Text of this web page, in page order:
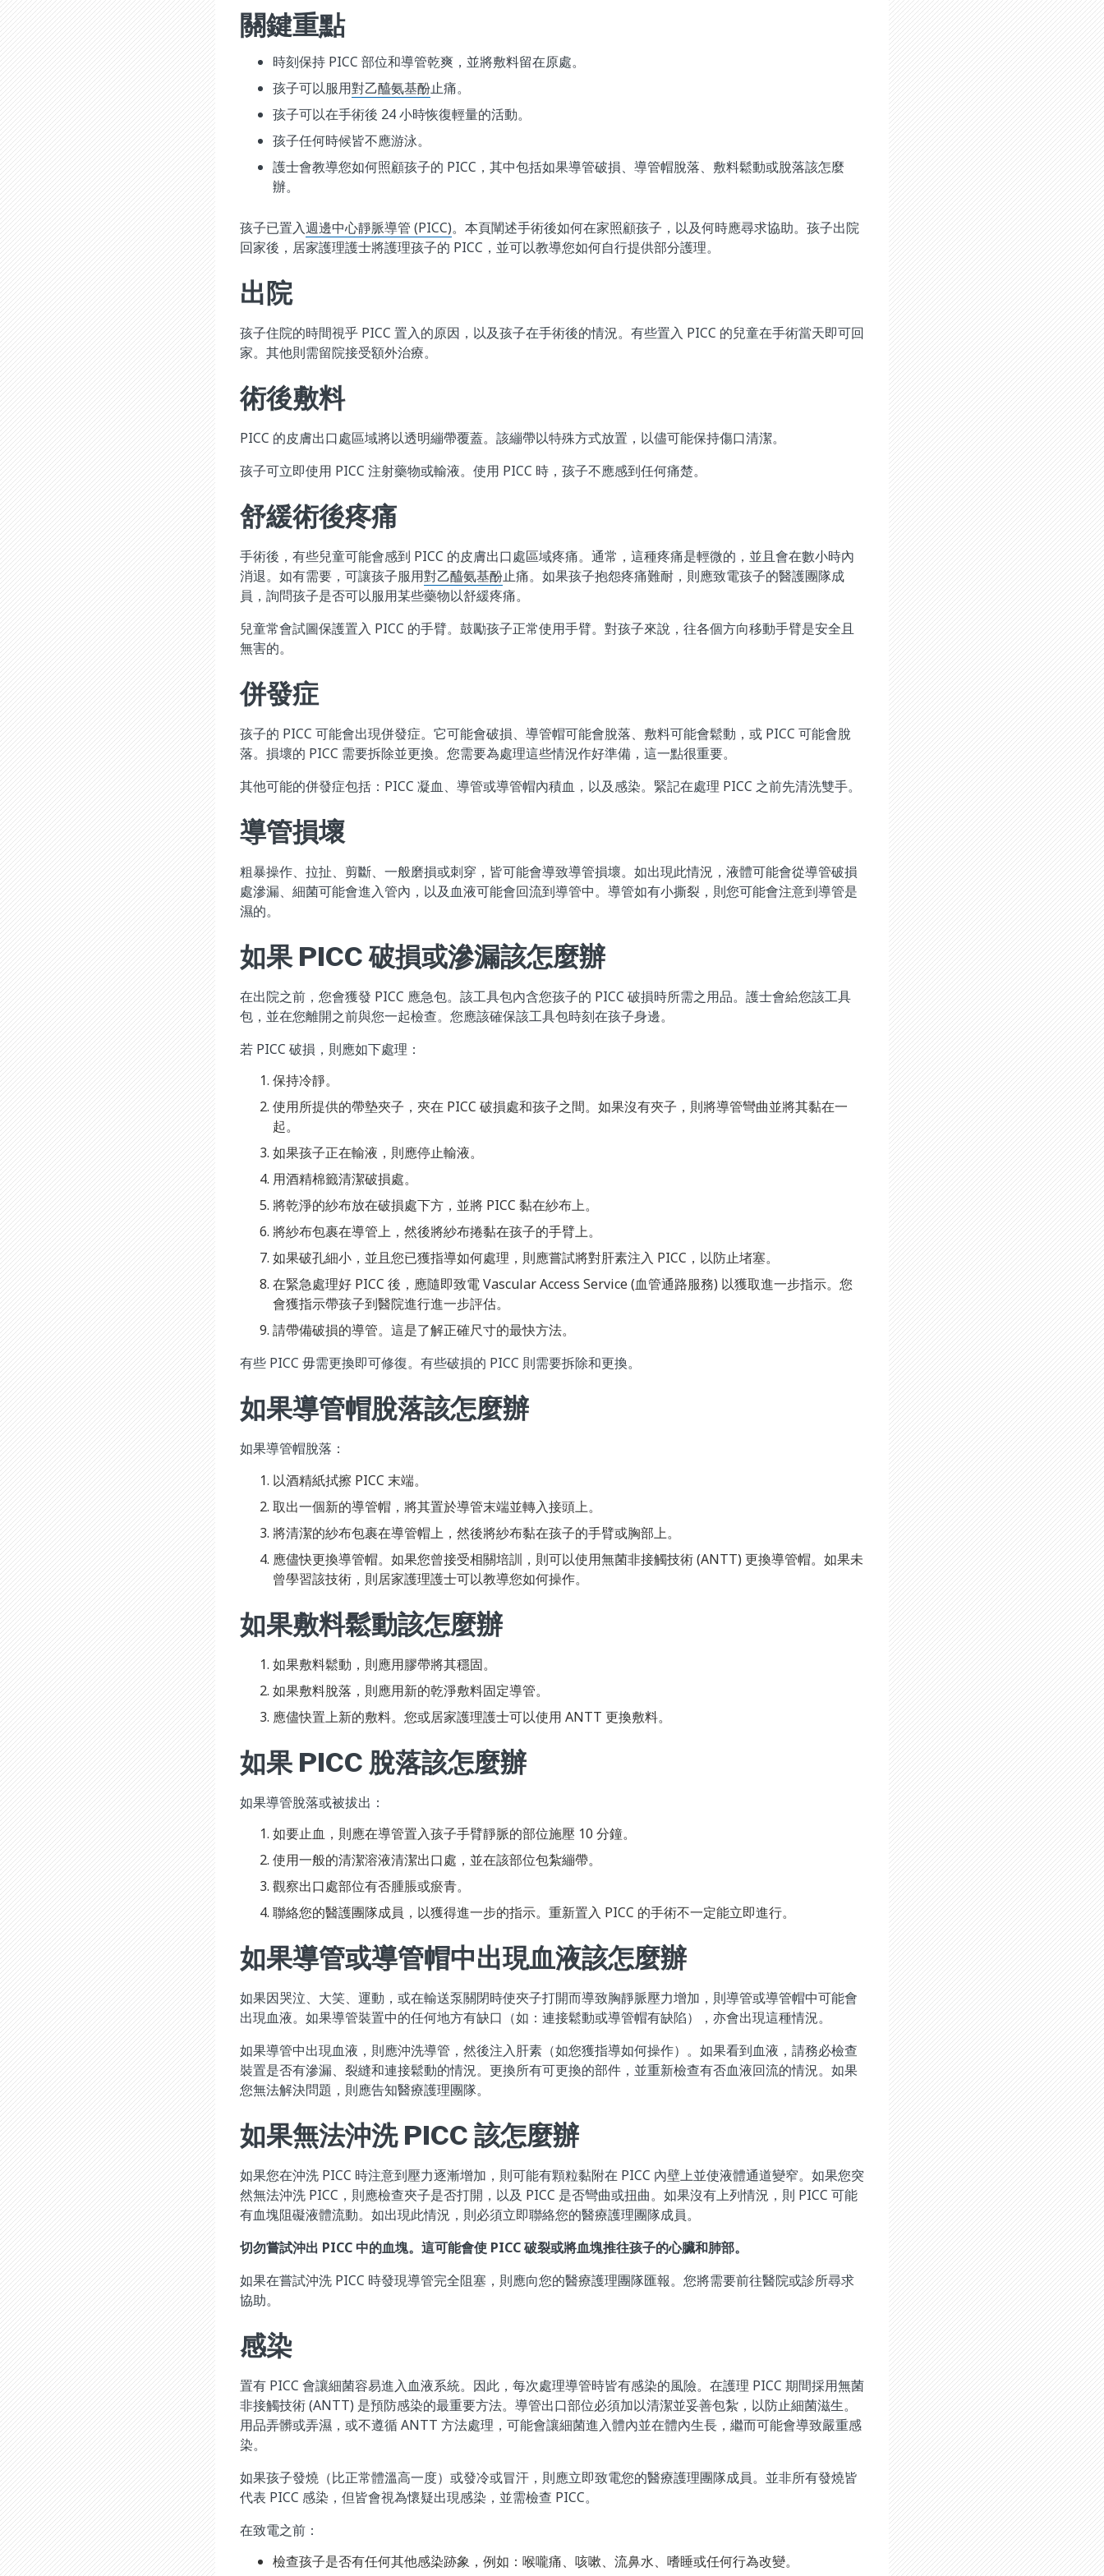
關鍵重點
時刻保持 PICC 部位和導管乾爽，並將敷料留在原處。
孩子可以服用對乙醯氨基酚止痛。
孩子可以在手術後 24 小時恢復輕量的活動。
孩子任何時候皆不應游泳。
護士會教導您如何照顧孩子的 PICC，其中包括如果導管破損、導管帽脫落、敷料鬆動或脫落該怎麼
辦。
孩子已置入週邊中心靜脈導管 (PICC)。本頁闡述手術後如何在家照顧孩子，以及何時應尋求協助。孩子出院
回家後，居家護理護士將護理孩子的 PICC，並可以教導您如何自行提供部分護理。
出院
孩子住院的時間視乎 PICC 置入的原因，以及孩子在手術後的情況。有些置入 PICC 的兒童在手術當天即可回
家。其他則需留院接受額外治療。
術後敷料
PICC 的皮膚出口處區域將以透明繃帶覆蓋。該繃帶以特殊方式放置，以儘可能保持傷口清潔。
孩子可立即使用 PICC 注射藥物或輸液。使用 PICC 時，孩子不應感到任何痛楚。
舒緩術後疼痛
手術後，有些兒童可能會感到 PICC 的皮膚出口處區域疼痛。通常，這種疼痛是輕微的，並且會在數小時內
消退。如有需要，可讓孩子服用對乙醯氨基酚止痛。如果孩子抱怨疼痛難耐，則應致電孩子的醫護團隊成
員，詢問孩子是否可以服用某些藥物以舒緩疼痛。
兒童常會試圖保護置入 PICC 的手臂。鼓勵孩子正常使用手臂。對孩子來說，往各個方向移動手臂是安全且
無害的。
併發症
孩子的 PICC 可能會出現併發症。它可能會破損、導管帽可能會脫落、敷料可能會鬆動，或 PICC 可能會脫
落。損壞的 PICC 需要拆除並更換。您需要為處理這些情況作好準備，這一點很重要。
其他可能的併發症包括：PICC 凝血、導管或導管帽內積血，以及感染。緊記在處理 PICC 之前先清洗雙手。
導管損壞
粗暴操作、拉扯、剪斷、一般磨損或刺穿，皆可能會導致導管損壞。如出現此情況，液體可能會從導管破損
處滲漏、細菌可能會進入管內，以及血液可能會回流到導管中。導管如有小撕裂，則您可能會注意到導管是
濕的。
如果 PICC 破損或滲漏該怎麼辦
在出院之前，您會獲發 PICC 應急包。該工具包內含您孩子的 PICC 破損時所需之用品。護士會給您該工具
包，並在您離開之前與您一起檢查。您應該確保該工具包時刻在孩子身邊。
若 PICC 破損，則應如下處理：
保持冷靜。
使用所提供的帶墊夾子，夾在 PICC 破損處和孩子之間。如果沒有夾子，則將導管彎曲並將其黏在一
起。
如果孩子正在輸液，則應停止輸液。
用酒精棉籤清潔破損處。
將乾淨的紗布放在破損處下方，並將 PICC 黏在紗布上。
將紗布包裹在導管上，然後將紗布捲黏在孩子的手臂上。
如果破孔細小，並且您已獲指導如何處理，則應嘗試將對肝素注入 PICC，以防止堵塞。
在緊急處理好 PICC 後，應隨即致電 Vascular Access Service (血管通路服務) 以獲取進一步指示。您
會獲指示帶孩子到醫院進行進一步評估。
請帶備破損的導管。這是了解正確尺寸的最快方法。
有些 PICC 毋需更換即可修復。有些破損的 PICC 則需要拆除和更換。
如果導管帽脫落該怎麼辦
如果導管帽脫落：
以酒精紙拭擦 PICC 末端。
取出一個新的導管帽，將其置於導管末端並轉入接頭上。
將清潔的紗布包裹在導管帽上，然後將紗布黏在孩子的手臂或胸部上。
應儘快更換導管帽。如果您曾接受相關培訓，則可以使用無菌非接觸技術 (ANTT) 更換導管帽。如果未
曾學習該技術，則居家護理護士可以教導您如何操作。
如果敷料鬆動該怎麼辦
如果敷料鬆動，則應用膠帶將其穩固。
如果敷料脫落，則應用新的乾淨敷料固定導管。
應儘快置上新的敷料。您或居家護理護士可以使用 ANTT 更換敷料。
如果 PICC 脫落該怎麼辦
如果導管脫落或被拔出：
如要止血，則應在導管置入孩子手臂靜脈的部位施壓 10 分鐘。
使用一般的清潔溶液清潔出口處，並在該部位包紮繃帶。
觀察出口處部位有否腫脹或瘀青。
聯絡您的醫護團隊成員，以獲得進一步的指示。重新置入 PICC 的手術不一定能立即進行。
如果導管或導管帽中出現血液該怎麼辦
如果因哭泣、大笑、運動，或在輸送泵關閉時使夾子打開而導致胸靜脈壓力增加，則導管或導管帽中可能會
出現血液。如果導管裝置中的任何地方有缺口（如：連接鬆動或導管帽有缺陷），亦會出現這種情況。
如果導管中出現血液，則應沖洗導管，然後注入肝素（如您獲指導如何操作）。如果看到血液，請務必檢查
裝置是否有滲漏、裂縫和連接鬆動的情況。更換所有可更換的部件，並重新檢查有否血液回流的情況。如果
您無法解決問題，則應告知醫療護理團隊。
如果無法沖洗 PICC 該怎麼辦
如果您在沖洗 PICC 時注意到壓力逐漸增加，則可能有顆粒黏附在 PICC 內壁上並使液體通道變窄。如果您突
然無法沖洗 PICC，則應檢查夾子是否打開，以及 PICC 是否彎曲或扭曲。如果沒有上列情況，則 PICC 可能
有血塊阻礙液體流動。如出現此情況，則必須立即聯絡您的醫療護理團隊成員。
切勿嘗試沖出 PICC 中的血塊。這可能會使 PICC 破裂或將血塊推往孩子的心臟和肺部。
如果在嘗試沖洗 PICC 時發現導管完全阻塞，則應向您的醫療護理團隊匯報。您將需要前往醫院或診所尋求
協助。
感染
置有 PICC 會讓細菌容易進入血液系統。因此，每次處理導管時皆有感染的風險。在護理 PICC 期間採用無菌
非接觸技術 (ANTT) 是預防感染的最重要方法。導管出口部位必須加以清潔並妥善包紮，以防止細菌滋生。
用品弄髒或弄濕，或不遵循 ANTT 方法處理，可能會讓細菌進入體內並在體內生長，繼而可能會導致嚴重感
染。
如果孩子發燒（比正常體溫高一度）或發冷或冒汗，則應立即致電您的醫療護理團隊成員。並非所有發燒皆
代表 PICC 感染，但皆會視為懷疑出現感染，並需檢查 PICC。
在致電之前：
檢查孩子是否有任何其他感染跡象，例如：喉嚨痛、咳嗽、流鼻水、嗜睡或任何行為改變。